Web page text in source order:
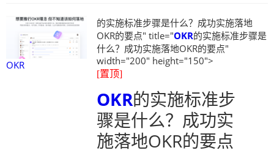
OKR
的实施标准步骤是什么？成功实施落地
OKR的要点" title="OKR的实施标准步骤是
什么？成功实施落地OKR的要点"
width="200" height="150">
[置顶]
OKR的实施标准步
骤是什么？成功实
施落地OKR的要点